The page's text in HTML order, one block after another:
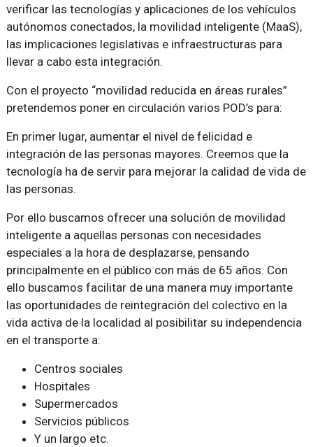
verificar las tecnologías y aplicaciones de los vehículos
autónomos conectados, la movilidad inteligente (MaaS),
las implicaciones legislativas e infraestructuras para
llevar a cabo esta integración.
Con el proyecto “movilidad reducida en áreas rurales”
pretendemos poner en circulación varios POD’s para:
En primer lugar, aumentar el nivel de felicidad e
integración de las personas mayores. Creemos que la
tecnología ha de servir para mejorar la calidad de vida de
las personas.
Por ello buscamos ofrecer una solución de movilidad
inteligente a aquellas personas con necesidades
especiales a la hora de desplazarse, pensando
principalmente en el público con más de 65 años. Con
ello buscamos facilitar de una manera muy importante
las oportunidades de reintegración del colectivo en la
vida activa de la localidad al posibilitar su independencia
en el transporte a:
Centros sociales
Hospitales
Supermercados
Servicios públicos
Y un largo etc.